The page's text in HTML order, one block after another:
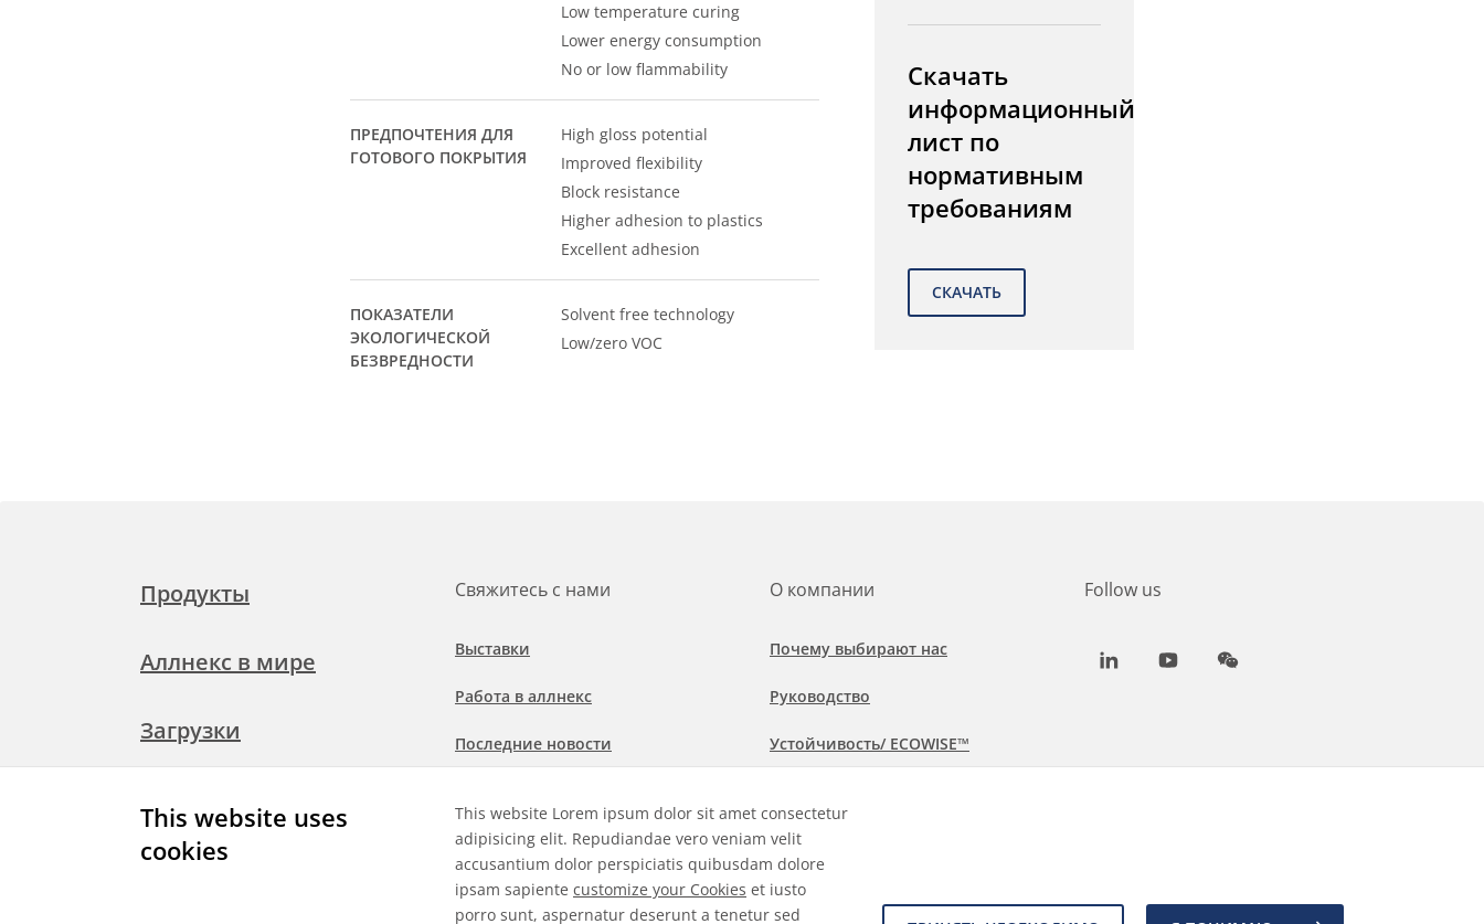
This website uses
cookies
This website Lorem ipsum dolor sit amet consectetur
adipisicing elit. Repudiandae vero veniam velit
accusantium dolor perspiciatis quibusdam dolore
ipsam sapiente customize your Cookies et iusto
porro sunt, aspernatur deserunt a tenetur sed
Low temperature curing
Lower energy consumption
No or low flammability
ПРЕДПОЧТЕНИЯ ДЛЯ
ГОТОВОГО ПОКРЫТИЯ
High gloss potential
Improved flexibility
Block resistance
Higher adhesion to plastics
Excellent adhesion
ПОКАЗАТЕЛИ
ЭКОЛОГИЧЕСКОЙ
БЕЗВРЕДНОСТИ
Solvent free technology
Low/zero VOC
Скачать
информационный
лист по
нормативным
требованиям
Продукты
Аллнекс в мире
Загрузки
Свяжитесь с нами
Выставки
Работа в аллнекс
Последние новости
применения
О компании
Почему выбирают нас
Руководство
Устойчивость/ ECOWISE™
Follow us
LinkedInYoutubeWeChat